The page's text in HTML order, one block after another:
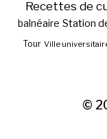
Recettes de
balnéaire Station
Tour Ville
©